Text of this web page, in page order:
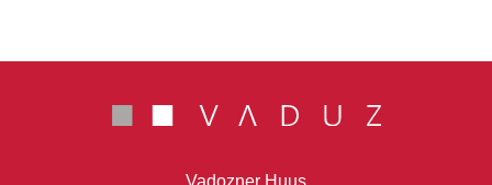
Vadozner Huus